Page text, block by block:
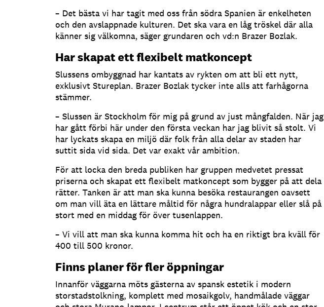
– Det bästa vi har tagit med oss från södra Spanien är enkelheten
och den avslappnade kulturen. Det ska vara en låg tröskel där alla
känner sig välkomna, säger grundaren och vd:n Brazer Bozlak.
Har skapat ett flexibelt matkoncept
Slussens ombyggnad har kantats av rykten om att bli ett nytt,
exklusivt Stureplan. Brazer Bozlak tycker inte alls att farhågorna
stämmer.
– Slussen är Stockholm för mig på grund av just mångfalden. När jag
har gått förbi här under den första veckan har jag blivit så stolt. Vi
har lyckats skapa en miljö där folk från alla delar av staden har
suttit sida vid sida. Det var exakt vår ambition.
För att locka den breda publiken har gruppen medvetet pressat
priserna och skapat ett flexibelt matkoncept som bygger på att dela
rätter. Tanken är att man ska kunna besöka restaurangen oavsett
om man vill äta en lättare måltid för några hundralappar eller slå på
stort med en middag för över tusenlappen.
– Vi vill att man ska kunna komma hit och ha en riktigt bra kväll för
400 till 500 kronor.
Finns planer för fler öppningar
Innanför väggarna möts gästerna av spansk estetik i modern
storstadstolkning, komplett med mosaikgolv, handmålade väggar